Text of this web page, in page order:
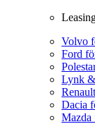
Volvo
Ford
Lynk
Dacia
Mazda